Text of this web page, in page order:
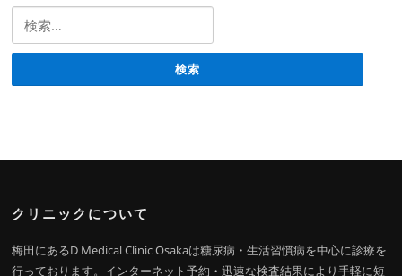
検索:
クリニックについて
梅田にあるD Medical Clinic Osakaは糖尿病・生活習慣病を中心に診療を
行っております。インターネット予約・迅速な検査結果により手軽に短